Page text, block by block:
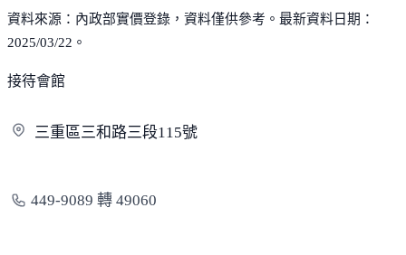
資料來源：內政部實價登錄，資料僅供參考。最新資料日期：
2025/03/22。
接待會館
三重區三和路三段115號
449-9089 轉 49060